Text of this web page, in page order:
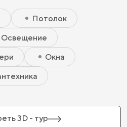
базовая
базовая
Потолок
Освещение
Окна
3D - тур